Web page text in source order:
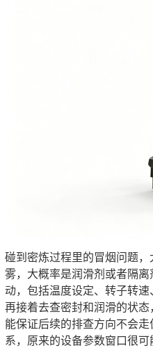
碰到密炼过程里的冒烟问题
雾，大概率是润滑剂或者隔
动，包括温度设定、转子转
再接着去查密封和润滑的状
能保证后续的排查方向不会
系，原来的设备参数窗口很